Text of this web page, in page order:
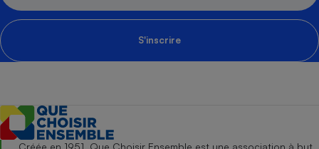
S'inscrire
Créée en 1951, Que Choisir Ensemble est une association à but